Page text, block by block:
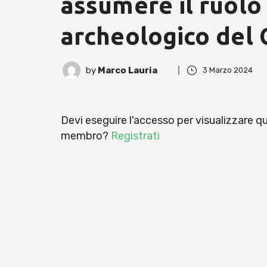
archeologico del
by Marco Lauria 3 Marzo 2024
Devi eseguire l'accesso per visualizzare
membro? Registrati